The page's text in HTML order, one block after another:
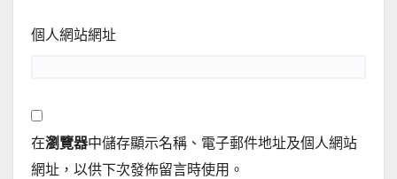
個人網站網址
在瀏覽器中儲存顯示名稱、電子郵件地址及個人網站
網址，以供下次發佈留言時使用。